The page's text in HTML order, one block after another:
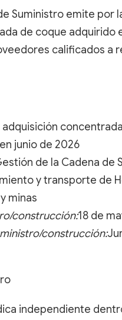
Suministro emite por
de coque
calificados a
adquisición
junio de 2026
de la Cadena de
y transporte de
minas
construcción:18 de
construcción:
independiente